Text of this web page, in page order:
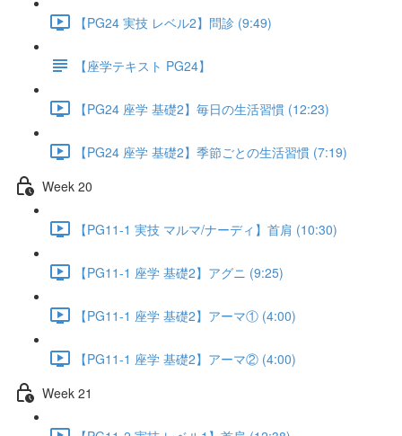
【PG24 実技 レベル2】問診 (9:49)
【座学テキスト PG24】
【PG24 座学 基礎2】毎日の生活習慣 (12:23)
【PG24 座学 基礎2】季節ごとの生活習慣 (7:19)
Week 20
【PG11-1 実技 マルマ/ナーディ】首肩 (10:30)
【PG11-1 座学 基礎2】アグニ (9:25)
【PG11-1 座学 基礎2】アーマ① (4:00)
【PG11-1 座学 基礎2】アーマ② (4:00)
Week 21